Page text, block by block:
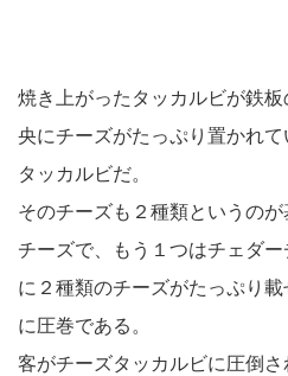
焼き上がったタッカルビが鉄
央にチーズがたっぷり置かれ
タッカルビだ。
そのチーズも２種類というの
チーズで、もう１つはチェダ
に２種類のチーズがたっぷり
に圧巻である。
客がチーズタッカルビに圧倒